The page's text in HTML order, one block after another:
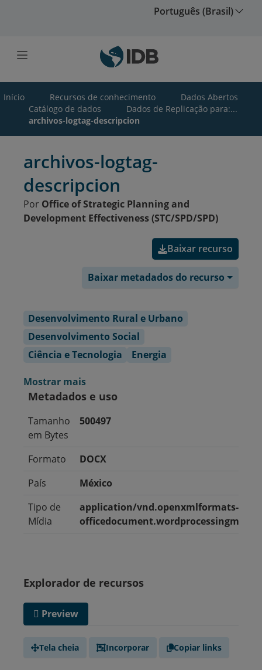
Português (Brasil)
Início Recursos de conhecimento
Dados Abertos
Catálogo de dados
Dados de Replicação para:...
archivos-logtag-descripcion
archivos-logtag-
descripcion
Por Office of Strategic Planning and
Development Effectiveness (STC/SPD/SPD)
Baixar recurso
Baixar metadados do recurso
Desenvolvimento Rural e Urbano
Desenvolvimento Social
Ciência e Tecnologia
Energia
Mostrar mais
Metadados e uso
Tamanho
em Bytes
500497
Formato
DOCX
País
México
Tipo de
Mídia
application/vnd.openxmlformats-
Explorador de recursos
Preview
Tela cheia Incorporar Copiar links